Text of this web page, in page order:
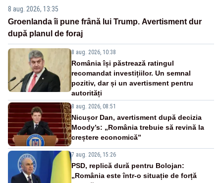
8 aug. 2026, 13:35
Groenlanda îi pune frână lui Trump. Avertisment dur
după planul de foraj
8 aug. 2026, 10:38
România își păstrează ratingul
recomandat investițiilor. Un semnal
pozitiv, dar și un avertisment pentru
autorități
8 aug. 2026, 08:51
Nicușor Dan, avertisment după decizia
Moody’s: „România trebuie să revină la
creștere economică”
7 aug. 2026, 15:26
PSD, replică dură pentru Bolojan:
„România este într-o situație de forță